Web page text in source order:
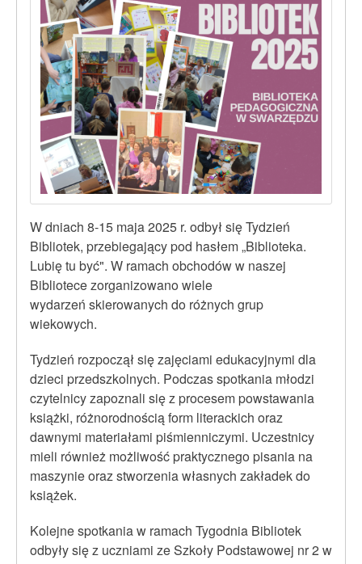
W dniach 8-15 maja 2025 r. odbył się Tydzień
Bibliotek, przebiegający pod hasłem „Biblioteka.
Lubię tu być". W ramach obchodów w naszej
Bibliotece zorganizowano wiele
wydarzeń skierowanych do różnych grup
wiekowych.
Tydzień rozpoczął się zajęciami edukacyjnymi dla
dzieci przedszkolnych. Podczas spotkania młodzi
czytelnicy zapoznali się z procesem powstawania
książki, różnorodnością form literackich oraz
dawnymi materiałami piśmienniczymi. Uczestnicy
mieli również możliwość praktycznego pisania na
maszynie oraz stworzenia własnych zakładek do
książek.
Kolejne spotkania w ramach Tygodnia Bibliotek
odbyły się z uczniami ze Szkoły Podstawowej nr 2 w